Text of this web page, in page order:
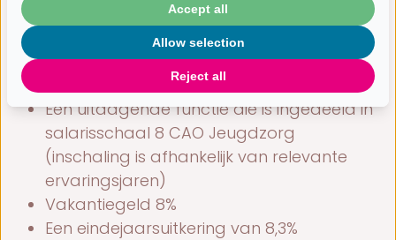
War bieden we jou?
Een leuke en uitdagende functie
Betrokken collega’s en een hecht team
Een uitdagende functie die is ingedeeld in
salarisschaal 8 CAO Jeugdzorg
(inschaling is afhankelijk van relevante
ervaringsjaren)
Vakantiegeld 8%
Een eindejaarsuitkering van 8,3%
Reject all
Allow selection
Accept all